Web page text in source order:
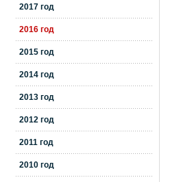
2017 год
2016 год
2015 год
2014 год
2013 год
2012 год
2011 год
2010 год